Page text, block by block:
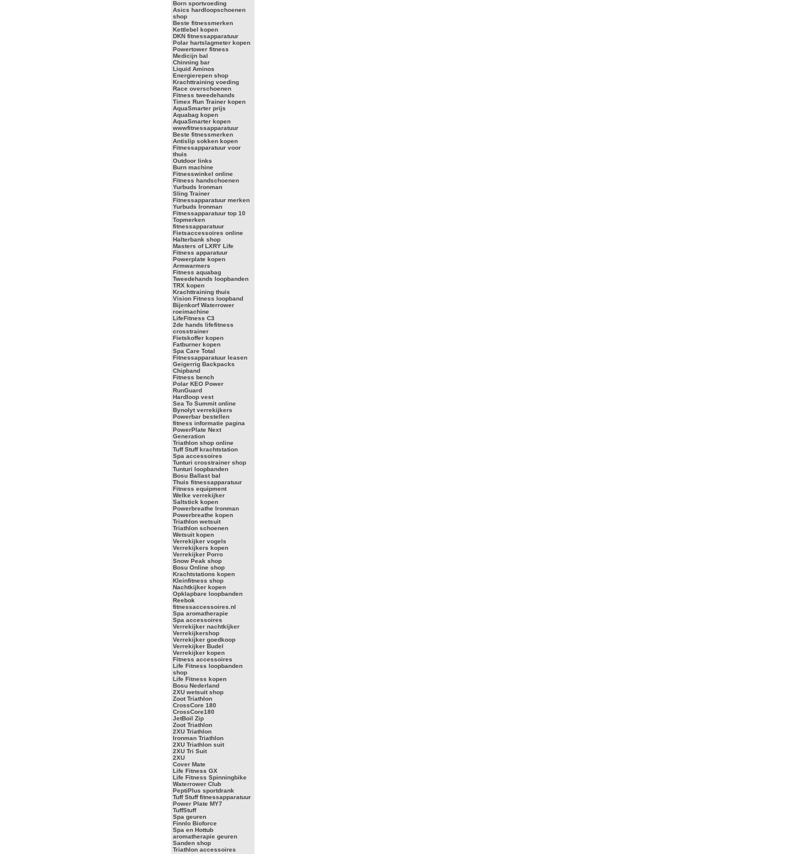
Born sportvoeding
Asics hardloopschoenen
shop
Beste fitnessmerken
Kettlebel kopen
DKN fitnessapparatuur
Polar hartslagmeter kopen
Powertower fitness
Medicijn bal
Chinning bar
Liquid Aminos
Energierepen shop
Krachttraining voeding
Race overschoenen
Fitness tweedehands
Timex Run Trainer kopen
AquaSmarter prijs
Aquabag kopen
AquaSmarter kopen
wwwfitnessapparatuur
Beste fitnessmerken
Antislip sokken kopen
Fitnessapparatuur voor
thuis
Outdoor links
Burn machine
Fitnesswinkel online
Fitness handschoenen
Yurbuds Ironman
Sling Trainer
Fitnessapparatuur merken
Yurbuds Ironman
Fitnessapparatuur top 10
Topmerken
fitnessapparatuur
Fietsaccessoires online
Halterbank shop
Masters of LXRY Life
Fitness apparatuur
Powerplate kopen
Armwarmers
Fitness aquabag
Tweedehands loopbanden
TRX kopen
Krachttraining thuis
Vision Fitness loopband
Bijenkorf Waterrower
roeimachine
LifeFitness C3
2de hands lifefitness
crosstrainer
Fietskoffer kopen
Fatburner kopen
Spa Care Total
Fitnessapparatuur leasen
Geigerrig Backpacks
Chipband
Fitness bench
Polar KEO Power
RunGuard
Hardloop vest
Sea To Summit online
Bynolyt verrekijkers
Powerbar bestellen
fitness informatie pagina
PowerPlate Next
Generation
Triathlon shop online
Tuff Stuff krachtstation
Spa accessoires
Tunturi crosstrainer shop
Tunturi loopbanden
Bosu Ballast bal
Thuis fitnessapparatuur
Fitness equipment
Welke verrekijker
Saltstick kopen
Powerbreathe Ironman
Powerbreathe kopen
Triathlon wetsuit
Triathlon schoenen
Wetsuit kopen
Verrekijker vogels
Verrekijkers kopen
Verrekijker Porro
Snow Peak shop
Bosu Online shop
Krachtstations kopen
Kleinfitness shop
Nachtkijker kopen
Opklapbare loopbanden
Reebok
fitnessaccessoires.nl
Spa aromatherapie
Spa accessoires
Verrekijker nachtkijker
Verrekijkershop
Verrekijker goedkoop
Verrekijker Budel
Verrekijker kopen
Fitness accessoires
Life Fitness loopbanden
shop
Life Fitness kopen
Bosu Nederland
2XU wetsuit shop
Zoot Triathlon
CrossCore 180
CrossCore180
JetBoil Zip
Zoot Triathlon
2XU Triathlon
Ironman Triathlon
2XU Triathlon suit
2XU Tri Suit
2XU
Cover Mate
Life Fitness GX
Life Fitness Spinningbike
Waterrower Club
PeptiPlus sportdrank
Tuff Stuff fitnessapparatuur
Power Plate MY7
TuffStuff
Spa geuren
Finnlo Bioforce
Spa en Hottub
aromatherapie geuren
Sanden shop
Triathlon accessoires